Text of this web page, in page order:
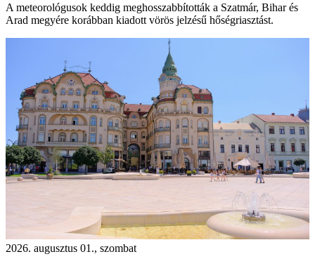
A meteorológusok keddig meghosszabbították a Szatmár, Bihar és
Arad megyére korábban kiadott vörös jelzésű hőségriasztást.
2026. augusztus 01., szombat